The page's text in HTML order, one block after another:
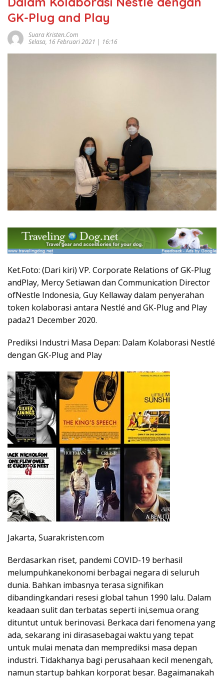
GK-Plug and Play
Suara Kristen.com
Selasa, 16 Februari 2021 | 16:16
Ket.Foto: (Dari kiri) VP. Corporate Relations of GK-Plug
andPlay, Mercy Setiawan dan Communication Director
ofNestle Indonesia, Guy Kellaway dalam penyerahan
token kolaborasi antara Nestlé and GK-Plug and Play
pada21 December 2020.
Prediksi Industri Masa Depan: Dalam Kolaborasi Nestlé
dengan GK-Plug and Play
Jakarta, Suarakristen.com
Berdasarkan riset, pandemi COVID-19 berhasil
melumpuhkanekonomi berbagai negara di seluruh
dunia. Bahkan imbasnya terasa signifikan
dibandingkandari resesi global tahun 1990 lalu. Dalam
keadaan sulit dan terbatas seperti ini,semua orang
dituntut untuk berinovasi. Berkaca dari fenomena yang
ada, sekarang ini dirasasebagai waktu yang tepat
untuk mulai menata dan memprediksi masa depan
industri. Tidakhanya bagi perusahaan kecil menengah,
namun startup bahkan korporat besar. Bagaimanakah